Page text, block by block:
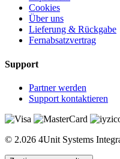
Cookies
Über uns
Lieferung & Rückgabe
Fernabsatzvertrag
Support
Partner werden
Support kontaktieren
© 2.026 4Unit Systems